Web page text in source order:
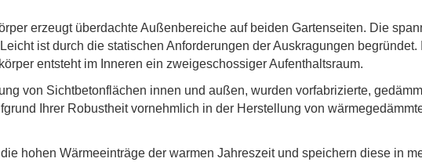
erzeugt überdachte Außenbereiche auf beiden Gartenseiten. Die
ist durch die statischen Anforderungen der Auskragungen begründet.
entsteht im Inneren ein zweigeschossiger Aufenthaltsraum.
von Sichtbetonflächen innen und außen, wurden vorfabrizierte,
Ihrer Robustheit vornehmlich in der Herstellung von
hohen Wärmeeinträge der warmen Jahreszeit und speichern diese in